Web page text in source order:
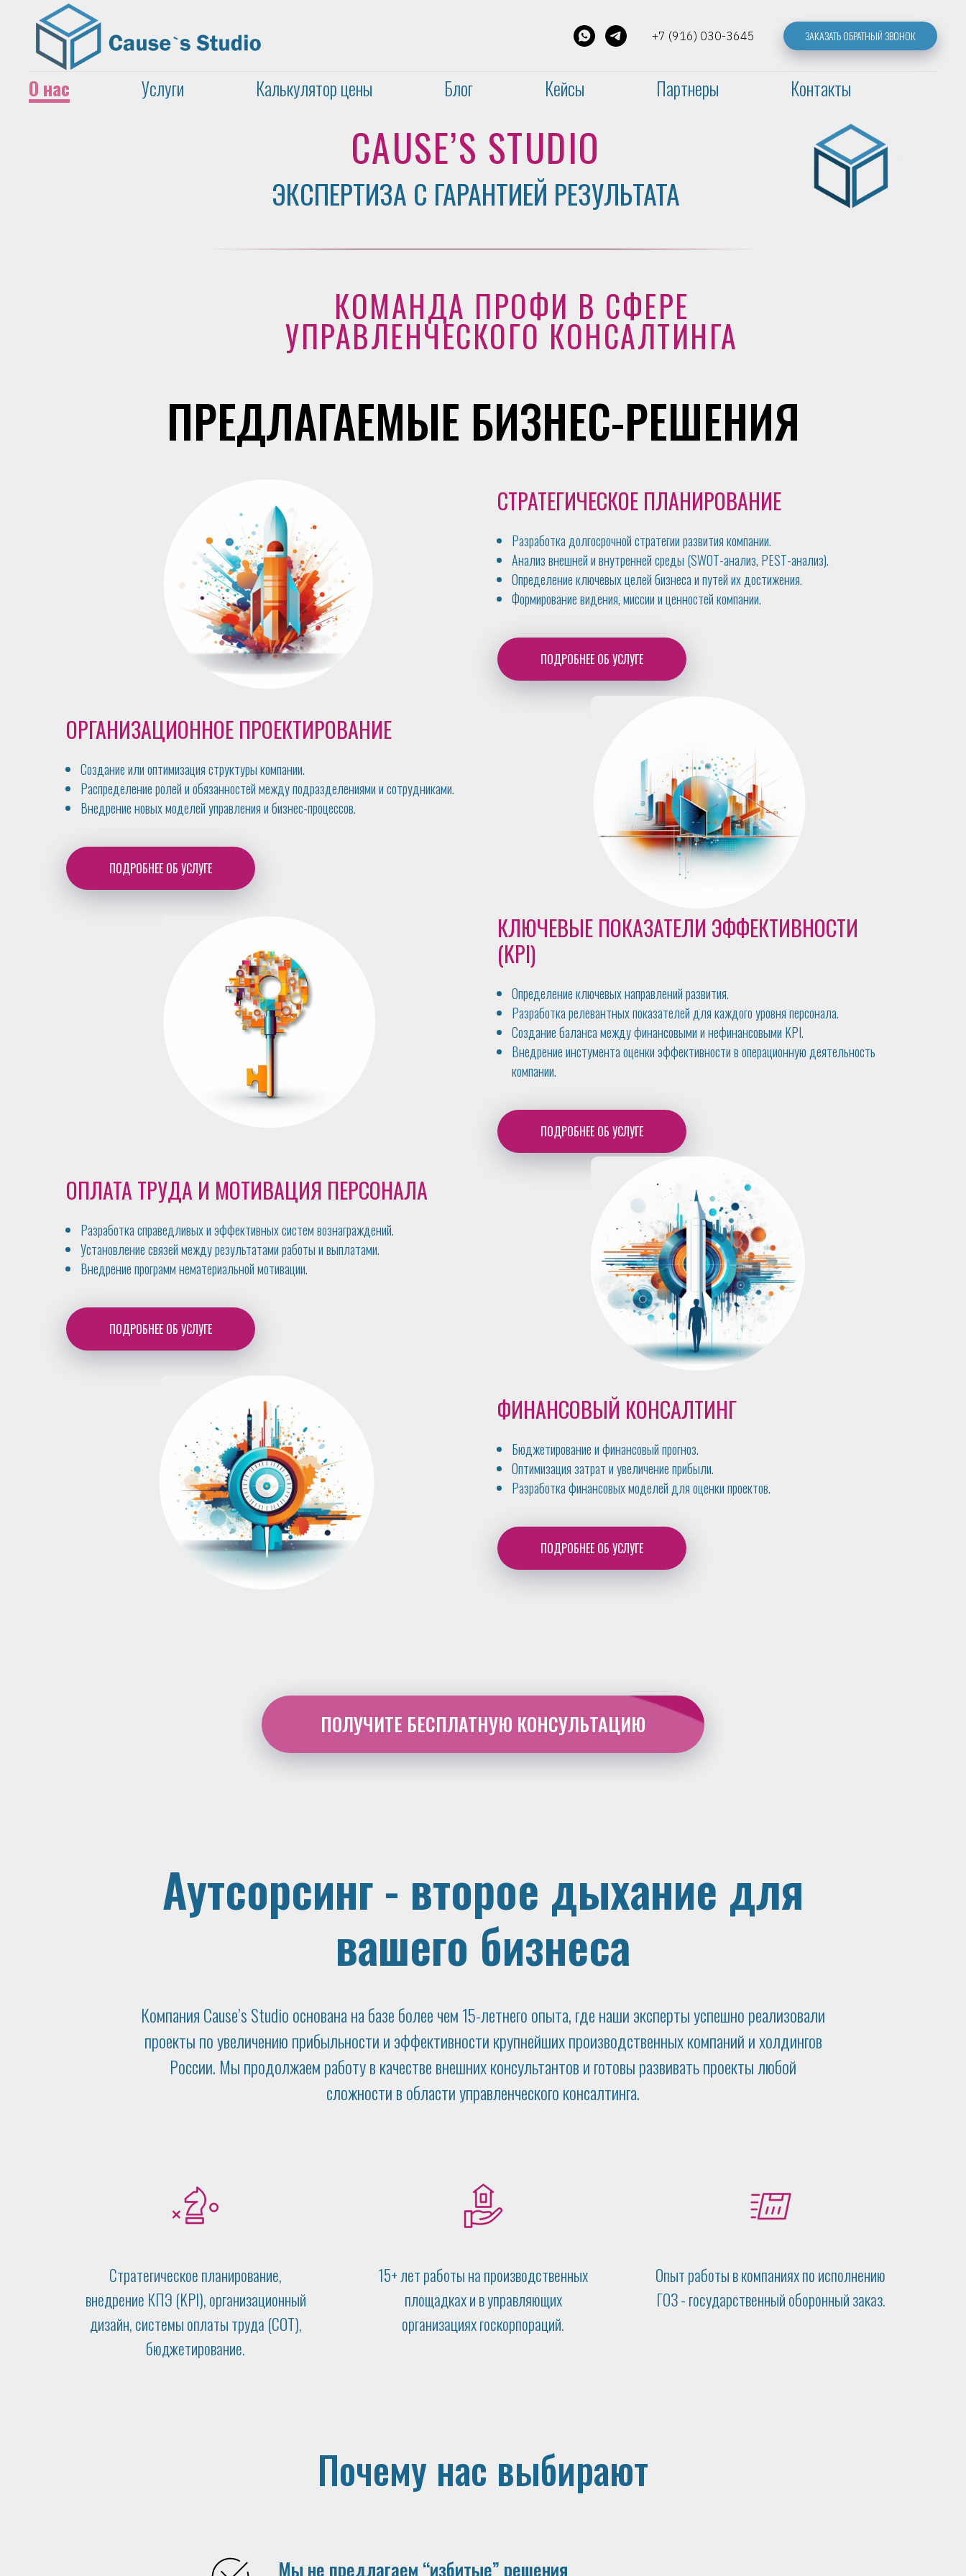
+7 (916) 030-3645 ЗАКАЗАТЬ ОБРАТНЫЙ ЗВОНОК
О нас Услуги Калькулятор цены Блог Кейсы Партнеры Контакты
CAUSE’S STUDIO
ЭКСПЕРТИЗА С ГАРАНТИЕЙ РЕЗУЛЬТАТА
КОМАНДА ПРОФИ В СФЕРЕ
УПРАВЛЕНЧЕСКОГО КОНСАЛТИНГА
ПРЕДЛАГАЕМЫЕ БИЗНЕС-РЕШЕНИЯ
СТРАТЕГИЧЕСКОЕ ПЛАНИРОВАНИЕ
Разработка долгосрочной стратегии развития компании.
Анализ внешней и внутренней среды (SWOT-анализ, PEST-анализ).
Определение ключевых целей бизнеса и путей их достижения.
Формирование видения, миссии и ценностей компании.
ПОДРОБНЕЕ ОБ УСЛУГЕ
ОРГАНИЗАЦИОННОЕ ПРОЕКТИРОВАНИЕ
Создание или оптимизация структуры компании.
Распределение ролей и обязанностей между подразделениями и сотрудниками.
Внедрение новых моделей управления и бизнес-процессов.
ПОДРОБНЕЕ ОБ УСЛУГЕ
КЛЮЧЕВЫЕ ПОКАЗАТЕЛИ ЭФФЕКТИВНОСТИ
(KPI)
Определение ключевых направлений развития.
Разработка релевантных показателей для каждого уровня персонала.
Создание баланса между финансовыми и нефинансовыми KPI.
Внедрение инстумента оценки эффективности в операционную деятельность
компании.
ПОДРОБНЕЕ ОБ УСЛУГЕ
ОПЛАТА ТРУДА И МОТИВАЦИЯ ПЕРСОНАЛА
Разработка справедливых и эффективных систем вознаграждений.
Установление связей между результатами работы и выплатами.
Внедрение программ нематериальной мотивации.
ПОДРОБНЕЕ ОБ УСЛУГЕ
ФИНАНСОВЫЙ КОНСАЛТИНГ
Бюджетирование и финансовый прогноз.
Оптимизация затрат и увеличение прибыли.
Разработка финансовых моделей для оценки проектов.
ПОДРОБНЕЕ ОБ УСЛУГЕ
ПОЛУЧИТЕ БЕСПЛАТНУЮ КОНСУЛЬТАЦИЮ
Аутсорсинг - второе дыхание для
вашего бизнеса
Компания Cause’s Studio основана на базе более чем 15-летнего опыта, где наши эксперты успешно реализовали
проекты по увеличению прибыльности и эффективности крупнейших производственных компаний и холдингов
России. Мы продолжаем работу в качестве внешних консультантов и готовы развивать проекты любой
сложности в области управленческого консалтинга.
Стратегическое планирование,
внедрение КПЭ (KPI), организационный
дизайн, системы оплаты труда (СОТ),
бюджетирование.
15+ лет работы на производственных
площадках и в управляющих
организациях госкорпораций.
Опыт работы в компаниях по исполнению
ГОЗ - государственный оборонный заказ.
Почему нас выбирают
Мы не предлагаем “избитые” решения